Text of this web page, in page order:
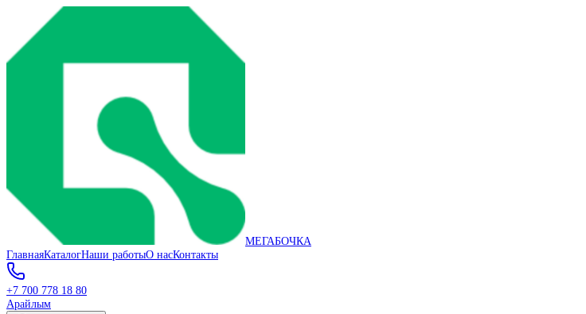
МЕГАБОЧКА
ГлавнаяКаталогНаши работыО насКонтакты
+7 700 778 18 80
Арайлым